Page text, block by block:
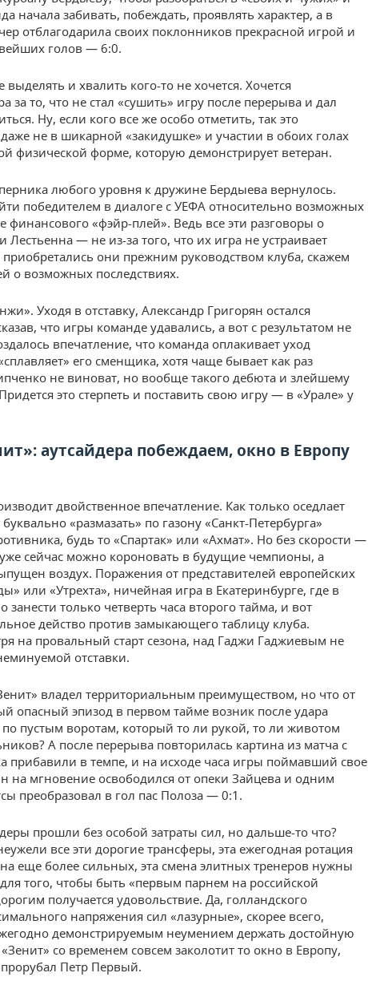
начала забивать, побеждать, проявлять характер, а в
отблагодарила своих поклонников прекрасной игрой и
голов — 6:0.
и хвалить кого-то не хочется. Хочется
за то, что не стал «сушить» игру после перерыва и дал
Ну, если кого все же особо отметить, так это
не в шикарной «закидушке» и участии в обоих голах
физической форме, которую демонстрирует ветеран.
любого уровня к дружине Бердыева вернулось.
победителем в диалоге с УЕФА относительно возможных
финансового «фэйр-плей». Ведь все эти разговоры о
Лестьенна — не из-за того, что их игра не устраивает
приобретались они прежним руководством клуба, скажем
о возможных последствиях.
Уходя в отставку, Александр Григорян остался
что игры команде удавались, а вот с результатом не
впечатление, что команда оплакивает уход
его сменщика, хотя чаще бывает как раз
не виноват, но вообще такого дебюта и злейшему
это стерпеть и поставить свою игру — в «Урале» у
аутсайдера побеждаем, окно в Европу
двойственное впечатление. Как только оседлает
«размазать» по газону «Санкт-Петербурга»
будь то «Спартак» или «Ахмат». Но без скорости —
сейчас можно короновать в будущие чемпионы, а
воздух. Поражения от представителей европейских
или «Утрехта», ничейная игра в Екатеринбурге, где в
только четверть часа второго тайма, и вот
действо против замыкающего таблицу клуба.
на провальный старт сезона, над Гаджи Гаджиевым не
отставки.
владел территориальным преимуществом, но что от
опасный эпизод в первом тайме возник после удара
пустым воротам, который то ли рукой, то ли животом
А после перерыва повторилась картина из матча с
прибавили в темпе, и на исходе часа игры поймавший свое
на мгновение освободился от опеки Зайцева и одним
преобразовал в гол пас Полоза — 0:1.
прошли без особой затраты сил, но дальше-то что?
все эти дорогие трансферы, эта ежегодная ротация
еще более сильных, эта смена элитных тренеров нужны
того, чтобы быть «первым парнем на российской
получается удовольствие. Да, голландского
напряжения сил «лазурные», скорее всего,
демонстрируемым неумением держать достойную
со временем совсем заколотит то окно в Европу,
Петр Первый.